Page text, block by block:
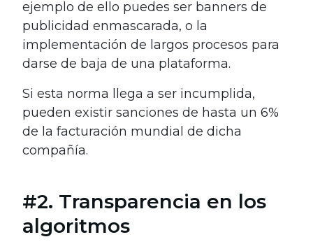
ejemplo de ello puedes ser banners de
publicidad enmascarada, o la
implementación de largos procesos para
darse de baja de una plataforma.
Si esta norma llega a ser incumplida,
pueden existir sanciones de hasta un 6%
de la facturación mundial de dicha
compañía.
#2. Transparencia en los
algoritmos